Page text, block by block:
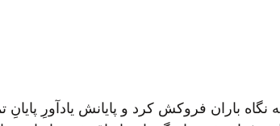
عابد، سمانه نگاه باران فروکش کرد و پایانش یادآورِ